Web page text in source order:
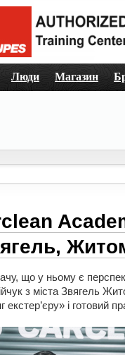
Люди Магазин
що у ньому є
з міста Звягель
і готовий